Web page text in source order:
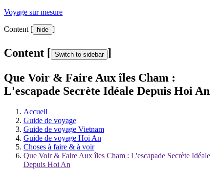
Voyage sur mesure
Content [ hide ]
Content [ Switch to sidebar ]
Que Voir & Faire Aux îles Cham :
L'escapade Secrète Idéale Depuis Hoi An
Accueil
Guide de voyage
Guide de voyage Vietnam
Guide de voyage Hoi An
Choses à faire & à voir
Que Voir & Faire Aux îles Cham : L'escapade Secrète Idéale
Depuis Hoi An